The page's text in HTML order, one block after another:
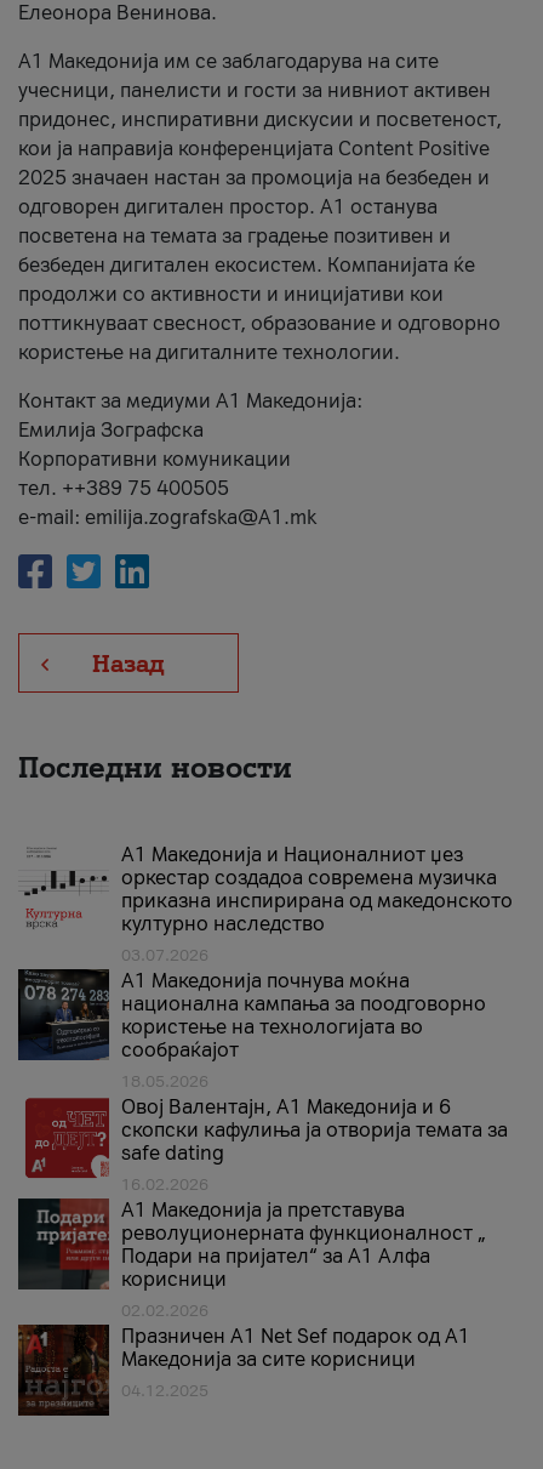
Елеонора Венинова.
А1 Македонија им се заблагодарува на сите
учесници, панелисти и гости за нивниот активен
придонес, инспиративни дискусии и посветеност,
кои ја направија конференцијата Content Positive
2025 значаен настан за промоција на безбеден и
одговорен дигитален простор. А1 останува
посветена на темата за градење позитивен и
безбеден дигитален екосистем. Компанијата ќе
продолжи со активности и иницијативи кои
поттикнуваат свесност, образование и одговорно
користење на дигиталните технологии.
Контакт за медиуми А1 Македонија:
Емилија Зографска
Корпоративни комуникации
тел. ++389 75 400505
e-mail: emilija.zografska@A1.mk
Назад
Последни новости
А1 Македонија и Националниот џез
оркестар создадоа современа музичка
приказна инспирирана од македонското
културно наследство
03.07.2026
A1 Македонија почнува моќна
национална кампања за поодговорно
користење на технологијата во
сообраќајот
18.05.2026
Овој Валентајн, A1 Македонија и 6
скопски кафулиња ја отворија темата за
safe dating
16.02.2026
А1 Македонија ја претставува
револуционерната функционалност „
Подари на пријател“ за А1 Алфа
корисници
02.02.2026
Празничен A1 Net Sеf подарок од А1
Македонија за сите корисници
04.12.2025